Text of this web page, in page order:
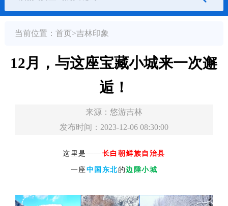
当前位置： 首页>吉林印象
12月，与这座宝藏小城来一次邂
逅！
来源： 悠游吉林
发布时间：2023-12-06 08:30:00
这里是——长白朝鲜族自治县
一座中国东北的边陲小城